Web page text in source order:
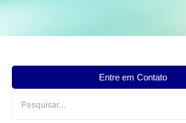
Entre em Contato